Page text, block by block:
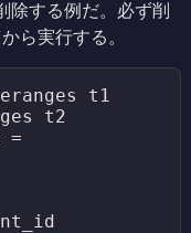
除する例だ。必ず削
ら実行する。
t1
t2
=